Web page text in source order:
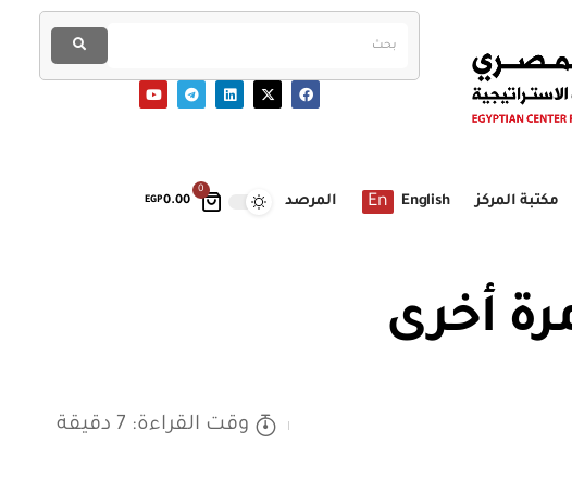
0
EGP0.00 مكتبة المركز English
En المرصد
أخرى
وقت القراءة: 7 دقيقة